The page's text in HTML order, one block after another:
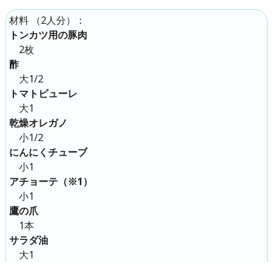
材料 （2人分）：
トンカツ用の豚肉
2枚
酢
大1/2
トマトピューレ
大1
乾燥オレガノ
小1/2
にんにくチューブ
小1
アチョーテ（※1）
小1
鷹の爪
1本
サラダ油
大1